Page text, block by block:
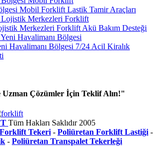
Mobil Forklift Lastik Tamir Araçları
Merkezleri Forklift Akü Bakım Desteği
Havalimanı Bölgesi 7/24 Acil Kiralık
Çözümler İçin Teklif Alın!"
Tüm Hakları Saklıdır 2005
Forklift Tekeri - Poliüretan Forklift Lastiği -
- Poliüretan Transpalet Tekerleği